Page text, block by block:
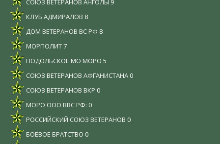
СОЮЗ ВЕТЕРАНОВ АНГОЛЫ 9
КЛУБ АДМИРАЛОВ 8
ДОМ ВЕТЕРАНОВ ВС РФ 8
МОРПОЛИТ7
ПОДОЛЬСКОЕ МО МОРО 5
СОЮЗ ВЕТЕРАНОВ АФГАНИСТАНА 0
СОЮЗ ВЕТЕРАНОВ ВКР 0
МОРО ООО ВВС РФ: 0
РОССИЙСКИЙ СОЮЗ ВЕТЕРАНОВ 0
БОЕВОЕ БРАТСТВО 0